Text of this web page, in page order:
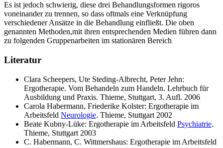
Es ist jedoch schwierig, diese drei Behandlungsformen rigoros
voneinander zu trennen, so dass oftmals eine Verknüpfung
verschiedener Ansätze in die Behandlung einfließt. Die oben
genannten Methoden,mit ihren entsprechenden Medien führen dann
zu folgenden Gruppenarbeiten im stationären Bereich
Literatur
Clara Scheepers, Ute Steding-Albrecht, Peter Jehn:
Ergotherapie. Vom Behandeln zum Handeln. Lehrbuch für
Ausbildung und Praxis. Thieme, Stuttgart, 3. Aufl. 2006
Carola Habermann, Friederike Kolster: Ergotherapie im
Arbeitsfeld Neurologie. Thieme, Stuttgart 2002
Beate Kubny-Lüke: Ergotherapie im Arbeitsfeld Psychiatrie.
Thieme, Stuttgart 2003
C. Habermann, C. Wittmershaus: Ergotherapie im Arbeitsfeld